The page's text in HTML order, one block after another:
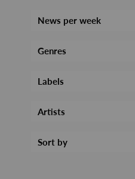
News per week
Genres
Labels
Artists
Sort by